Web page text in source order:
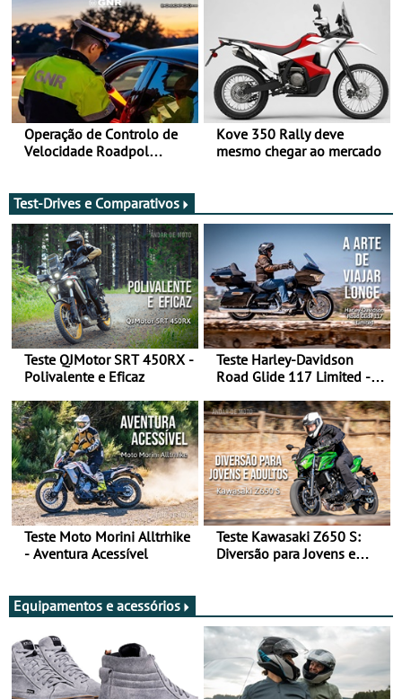
moto elétrica
Operação de Controlo de
Velocidade Roadpol
Kove 350 Rally deve
mesmo chegar ao mercado
Test-Drives e Comparativos
Teste QJMotor SRT 450RX -
Polivalente e Eficaz
Teste Harley-Davidson
Road Glide 117 Limited - A
Teste Moto Morini Alltrhike
- Aventura Acessível
Teste Kawasaki Z650 S:
Diversão para Jovens e
Equipamentos e acessórios